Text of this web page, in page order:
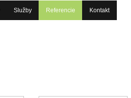
Služby Referencie Kontakt